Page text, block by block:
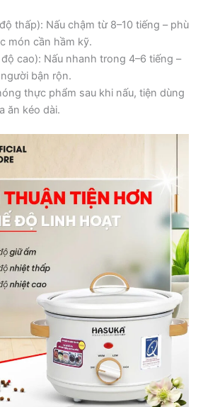
thấp): Nấu chậm từ 8–10 tiếng – phù
món cần hầm kỹ.
cao): Nấu nhanh trong 4–6 tiếng –
bận rộn.
thực phẩm sau khi nấu, tiện dùng
ăn kéo dài.